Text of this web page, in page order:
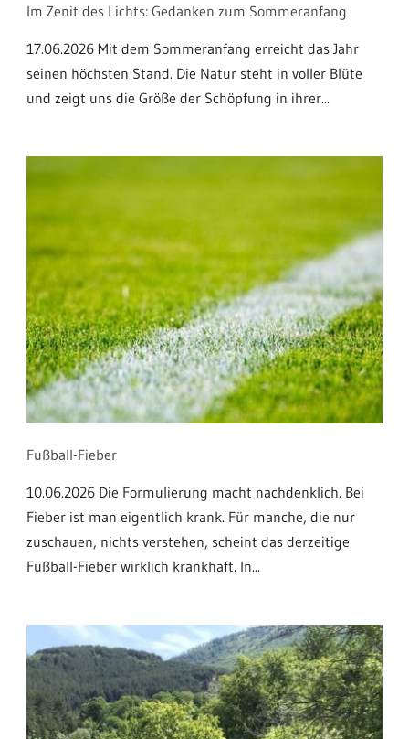
Im Zenit des Lichts: Gedanken zum Sommeranfang
17.06.2026 Mit dem Sommeranfang erreicht das Jahr
seinen höchsten Stand. Die Natur steht in voller Blüte
und zeigt uns die Größe der Schöpfung in ihrer...
Fußball-Fieber
10.06.2026 Die Formulierung macht nachdenklich. Bei
Fieber ist man eigentlich krank. Für manche, die nur
zuschauen, nichts verstehen, scheint das derzeitige
Fußball-Fieber wirklich krankhaft. In...